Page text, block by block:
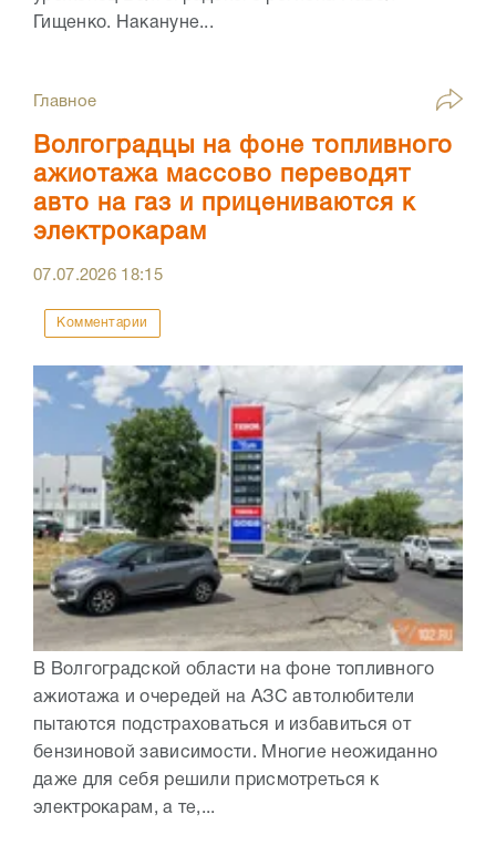
Гищенко. Накануне...
Главное
Волгоградцы на фоне топливного
ажиотажа массово переводят
авто на газ и прицениваются к
электрокарам
07.07.2026 18:15
Комментарии
В Волгоградской области на фоне топливного
ажиотажа и очередей на АЗС автолюбители
пытаются подстраховаться и избавиться от
бензиновой зависимости. Многие неожиданно
даже для себя решили присмотреться к
электрокарам, а те,...